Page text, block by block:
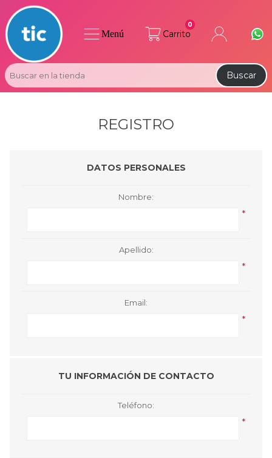
Carrito
0
Buscar
Menú
REGISTRO
DATOS PERSONALES
Nombre:
*
Apellido:
*
Email:
*
TU INFORMACIÓN DE CONTACTO
Teléfono:
*